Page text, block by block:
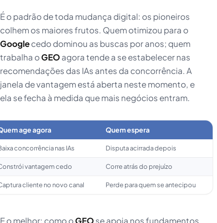
É o padrão de toda mudança digital: os pioneiros
colhem os maiores frutos. Quem otimizou para o
Googlecedo dominou as buscas por anos; quem
trabalha oGEO agora tende a se estabelecer nas
recomendações das IAs antes da concorrência. A
janela de vantagem está aberta neste momento, e
ela se fecha à medida que mais negócios entram.
age agora Quem espera
concorrência nas IAs Disputa acirrada depois
vantagem cedo Corre atrás do prejuízo
cliente no novo canal Perde para quem se antecipou
E o melhor: como oGEO se apoia nos fundamentos